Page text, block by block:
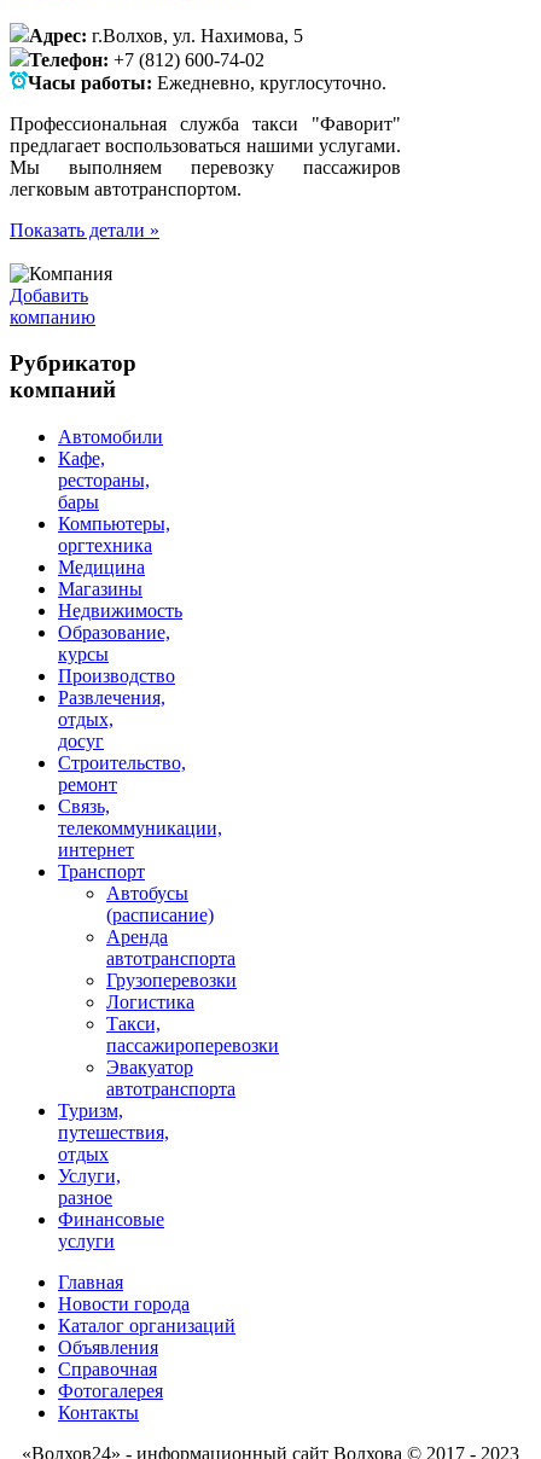
Адрес: г.Волхов, ул. Нахимова, 5
Телефон: +7 (812) 600-74-02
Часы работы: Ежедневно, круглосуточно.
Профессиональная служба такси "Фаворит"
предлагает воспользоваться нашими услугами.
Мы выполняем перевозку пассажиров
легковым автотранспортом.
Показать детали »
Добавить
компанию
Рубрикатор
компаний
Автомобили
Кафе,
рестораны,
бары
Компьютеры,
оргтехника
Медицина
Магазины
Недвижимость
Образование,
курсы
Производство
Развлечения,
отдых,
досуг
Строительство,
ремонт
Связь,
телекоммуникации,
интернет
Транспорт
Автобусы
(расписание)
Аренда
автотранспорта
Грузоперевозки
Логистика
Такси,
пассажироперевозки
Эвакуатор
автотранспорта
Туризм,
путешествия,
отдых
Услуги,
разное
Финансовые
услуги
Главная
Новости города
Каталог организаций
Объявления
Справочная
Фотогалерея
Контакты
«Волхов24» - информационный сайт Волхова © 2017 - 2023